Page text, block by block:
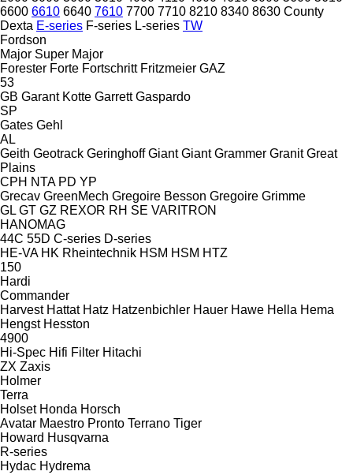
6600 6610 6640 7610 7700 7710 8210 8340 8630 County
Dexta E-series F-series L-series TW
Fordson
Major Super Major
Forester Forte Fortschritt Fritzmeier GAZ
53
GB Garant Kotte Garrett Gaspardo
SP
Gates Gehl
AL
Geith Geotrack Geringhoff Giant Giant Grammer Granit Great
Plains
CPH NTA PD YP
Grecav GreenMech Gregoire Besson Gregoire Grimme
GL GT GZ REXOR RH SE VARITRON
HANOMAG
44C 55D C-series D-series
HE-VA HK Rheintechnik HSM HSM HTZ
150
Hardi
Commander
Harvest Hattat Hatz Hatzenbichler Hauer Hawe Hella Hema
Hengst Hesston
4900
Hi-Spec Hifi Filter Hitachi
ZX Zaxis
Holmer
Terra
Holset Honda Horsch
Avatar Maestro Pronto Terrano Tiger
Howard Husqvarna
R-series
Hydac Hydrema